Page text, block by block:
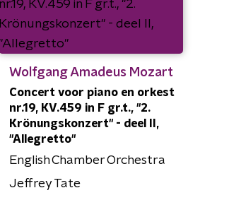
Wolfgang Amadeus Mozart
Concert voor piano en orkest
nr.19, KV.459 in F gr.t., "2.
Krönungskonzert" - deel II,
"Allegretto"
English Chamber Orchestra
Jeffrey Tate